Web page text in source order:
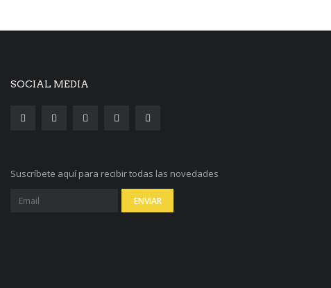
SOCIAL MEDIA
Suscríbete aquí para recibir todas las novedades